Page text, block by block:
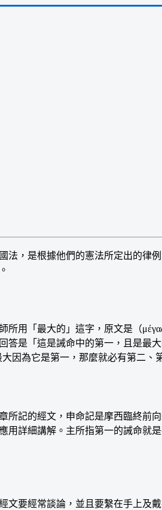
，是根據他們的憲法所定出的律
「最大的」這字，原文是（
是「這是誡命中的第一，且是最
因為它是第一，那麼就必有第二、
記的經文，申命記是摩西臨終前
詳細講解。主所指第一的誡命就
要經常談論，並且要繫在手上及